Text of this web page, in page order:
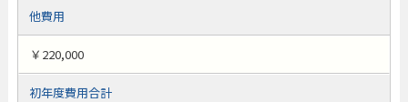
他費用
￥220,000
初年度費用合計